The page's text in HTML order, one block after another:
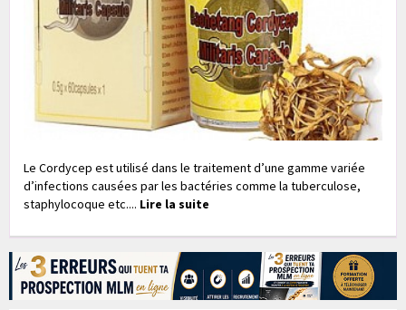
Le Cordycep est utilisé dans le traitement d’une gamme variée
d’infections causées par les bactéries comme la tuberculose,
staphylocoque etc.... Lire la suite